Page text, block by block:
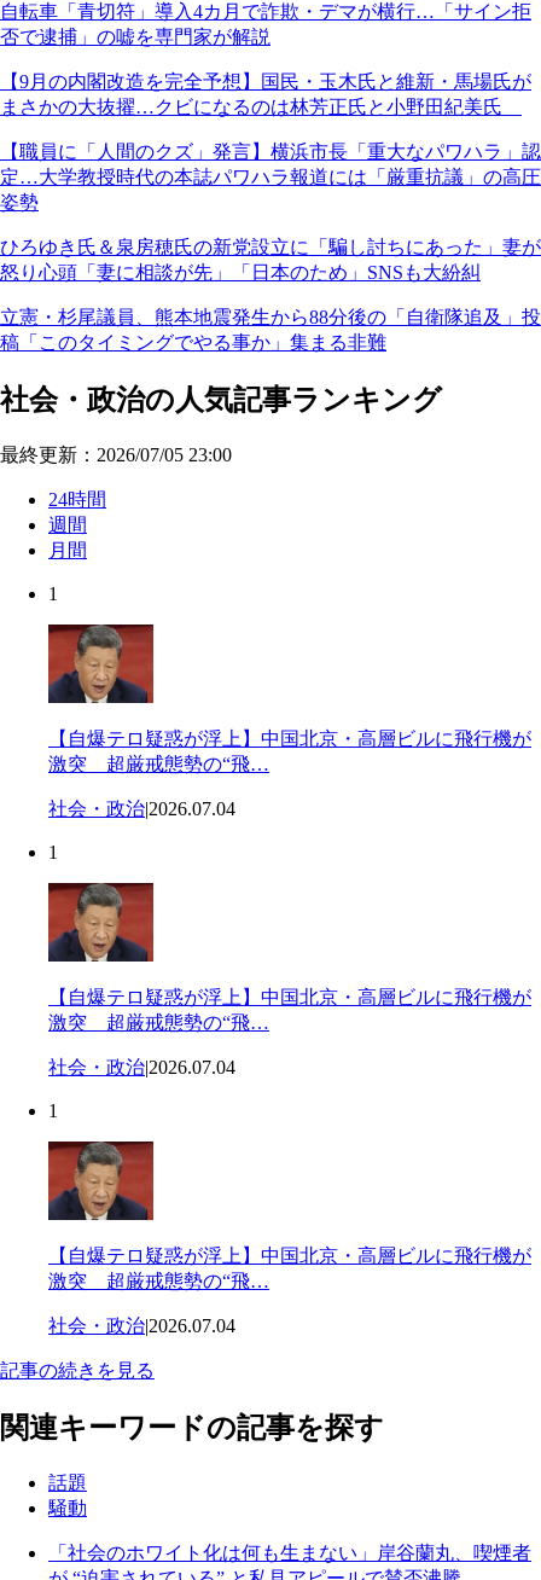
自転車「青切符」導入4カ月で詐欺・デマが横行…「サイン拒
否で逮捕」の嘘を専門家が解説
【9月の内閣改造を完全予想】国民・玉木氏と維新・馬場氏が
まさかの大抜擢…クビになるのは林芳正氏と小野田紀美氏
【職員に「人間のクズ」発言】横浜市長「重大なパワハラ」認
定…大学教授時代の本誌パワハラ報道には「厳重抗議」の高圧
姿勢
ひろゆき氏＆泉房穂氏の新党設立に「騙し討ちにあった」妻が
怒り心頭「妻に相談が先」「日本のため」SNSも大紛糾
立憲・杉尾議員、熊本地震発生から88分後の「自衛隊追及」投
稿「このタイミングでやる事か」集まる非難
社会・政治の人気記事ランキング
最終更新：2026/07/05 23:00
24時間
週間
月間
1
【自爆テロ疑惑が浮上】中国北京・高層ビルに飛行機が
激突 超厳戒態勢の“飛…
社会・政治|2026.07.04
1
【自爆テロ疑惑が浮上】中国北京・高層ビルに飛行機が
激突 超厳戒態勢の“飛…
社会・政治|2026.07.04
1
【自爆テロ疑惑が浮上】中国北京・高層ビルに飛行機が
激突 超厳戒態勢の“飛…
社会・政治|2026.07.04
記事の続きを見る
関連キーワードの記事を探す
話題
騒動
「社会のホワイト化は何も生まない」岸谷蘭丸、喫煙者